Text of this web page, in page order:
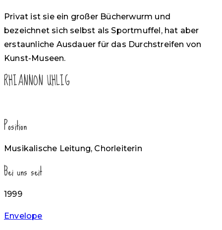
Privat ist sie ein großer Bücherwurm und
bezeichnet sich selbst als Sportmuffel, hat aber
erstaunliche Ausdauer für das Durchstreifen von
Kunst-Museen.
RHIANNON UHLIG
Position
Musikalische Leitung, Chorleiterin
Bei uns seit
1999
Envelope